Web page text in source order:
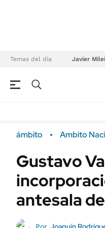
Temas del día Javier Milei
Campo
FINANZAS
Dólar
ámbito Ambito
Gustavo
antesala